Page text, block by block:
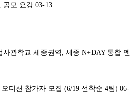
공모 요강 03-13
관학교 세종권역, 세종 N+DAY 통합 멘
디션 참가자 모집 (6/19 선착순 4팀) 06-